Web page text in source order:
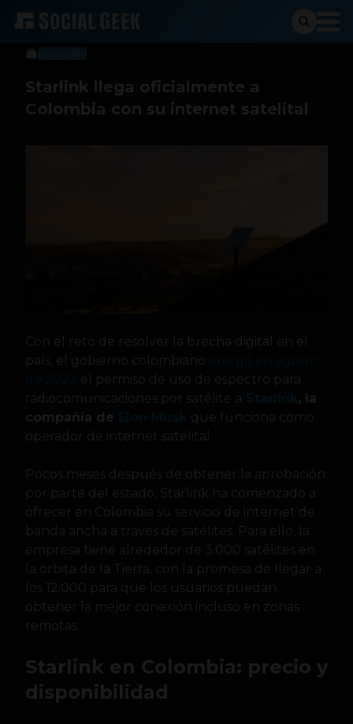
Social Geek
6 de febrero de 2023
Starlink llega oficialmente a
Colombia con su internet satelital
Con el reto de resolver la brecha digital en el
país, el gobierno colombiano
el permiso de uso de espectro para
radiocomunicaciones por satélite a
, la
compañía de
que funciona como
operador de internet satelital.
Pocos meses después de obtener la aprobación
por parte del estado, Starlink ha comenzado a
ofrecer en Colombia su servicio de internet de
banda ancha a través de satélites. Para ello, la
empresa tiene alrededor de 3.000 satélites en
la órbita de la Tierra, con la promesa de llegar a
los 12.000 para que los usuarios puedan
obtener la mejor conexión incluso en zonas
remotas.
Starlink en Colombia: precio y
disponibilidad